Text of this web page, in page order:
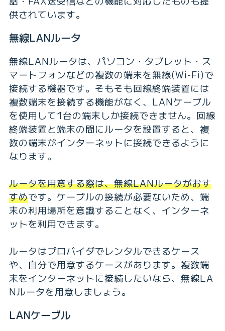
供されています。
無線LANルータ
無線LANルータは、パソコン・タブレット・ス
マートフォンなどの複数の端末を無線(Wi-Fi)で
接続する機器です。そもそも回線終端装置には
複数端末を接続する機能がなく、LANケーブル
を使用して1台の端末しか接続できません。回線
終端装置と端末の間にルータを設置すると、複
数の端末がインターネットに接続できるように
なります。
ルータを用意する際は、無線LANルータがおす
すめです。ケーブルの接続が必要ないため、端
末の利用場所を意識することなく、インターネ
ットを利用できます。
ルータはプロバイダでレンタルできるケース
や、自分で用意するケースがあります。複数端
末をインターネットに接続したいなら、無線LA
Nルータを用意しましょう。
LANケーブル